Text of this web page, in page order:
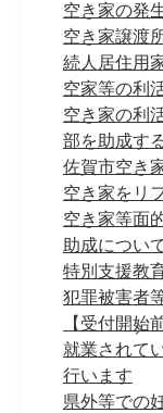
空き家の発
空き家譲渡
続人居住用
空家等の利
空き家の利
部を助成す
佐賀市空き
空き家をリ
空き家等面
助成につい
特別支援教
犯罪被害者
【受付開始
就業されて
行います
県外等での